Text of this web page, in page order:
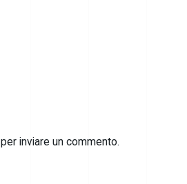
per inviare un commento.